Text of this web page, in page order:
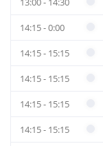
14:15 - 0:00
14:15 - 15:15
14:15 - 15:15
14:15 - 15:15
14:15 - 15:15